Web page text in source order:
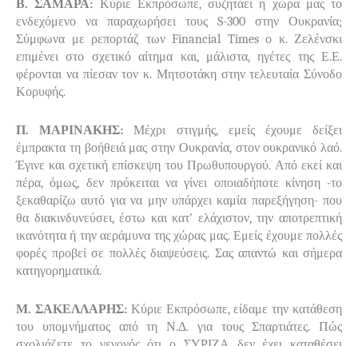
Β. ΣΑΜΑΡΑ: Κύριε Εκπρόσωπε, συζητάει η χώρα μας το
ενδεχόμενο να παραχωρήσει τους S-300 στην Ουκρανία;
Σύμφωνα με ρεπορτάζ των Financial Timesο κ. Ζελένσκι
επιμένει στο σχετικό αίτημα και, μάλιστα, ηγέτες της Ε.Ε.
φέρονται να πίεσαν τον κ. Μητσοτάκη στην τελευταία Σύνοδο
Κορυφής.
Π. ΜΑΡΙΝΑΚΗΣ: Μέχρι στιγμής, εμείς έχουμε δείξει
έμπρακτα τη βοήθειά μας στην Ουκρανία, στον ουκρανικό λαό.
Έγινε και σχετική επίσκεψη του Πρωθυπουργού. Από εκεί και
πέρα, όμως, δεν πρόκειται να γίνει οποιαδήποτε κίνηση -το
ξεκαθαρίζω αυτό για να μην υπάρχει καμία παρεξήγηση- που
θα διακινδυνεύσει, έστω και κατ’ ελάχιστον, την αποτρεπτική
ικανότητα ή την αεράμυνα της χώρας μας. Εμείς έχουμε πολλές
φορές προβεί σε πολλές διαψεύσεις. Σας απαντώ και σήμερα
κατηγορηματικά.
Μ. ΣΑΚΕΛΛΑΡΗΣ:Κύριε Εκπρόσωπε, είδαμε την κατάθεση
του υπομνήματος από τη Ν.Δ. για τους Σπαρτιάτες. Πώς